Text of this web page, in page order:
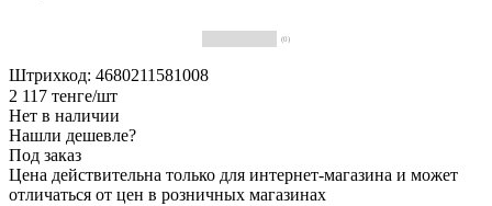
(0)
Штрихкод: 4680211581008
2 117 тенге/шт
Нет в наличии
Нашли дешевле?
Под заказ
Цена действительна только для интернет-магазина и может
отличаться от цен в розничных магазинах